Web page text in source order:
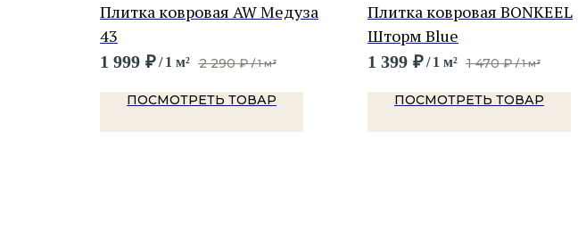
Плитка ковровая AW Медуза
43
1 999 ₽/ 1 м² 2 290 ₽ / 1 м²
ПОСМОТРЕТЬ ТОВАР
Плитка ковровая BONKEEL
Шторм Blue
1 399 ₽/ 1 м² 1 470 ₽ / 1 м²
ПОСМОТРЕТЬ ТОВАР